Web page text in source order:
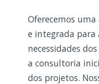
Oferecemos
e integrada para
necessidades
a consultoria
dos projetos.